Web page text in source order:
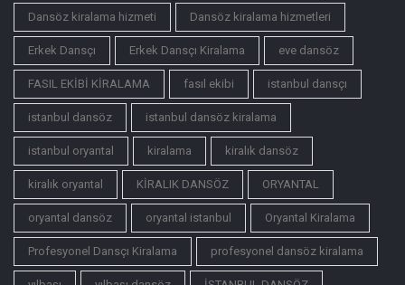
Dansöz kiralama hizmeti Dansöz kiralama hizmetleri
Erkek Dansçı Erkek Dansçı Kiralama eve dansöz
FASIL EKİBİ KİRALAMA fasıl ekibi istanbul dansçı
istanbul dansöz istanbul dansöz kiralama
istanbul oryantal kiralama kiralık dansöz
kiralık oryantal KİRALIK DANSÖZ ORYANTAL
oryantal dansöz oryantal istanbul Oryantal Kiralama
Profesyonel Dansçı Kiralama profesyonel dansöz kiralama